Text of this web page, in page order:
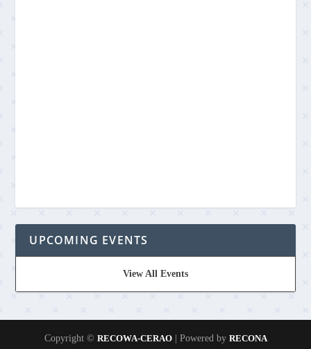
UPCOMING EVENTS
View All Events
Copyright © RECOWA-CERAO| Powered by RECONA